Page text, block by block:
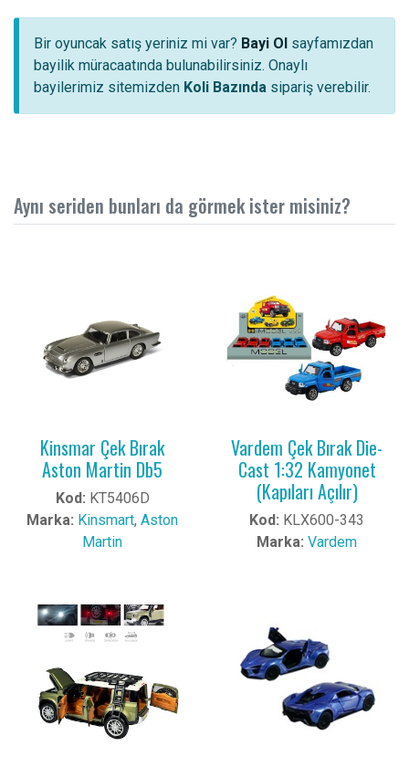
Bir oyuncak satış yeriniz mi var? Bayi Ol sayfamızdan
bayilik müracaatında bulunabilirsiniz. Onaylı
bayilerimiz sitemizden Koli Bazında sipariş verebilir.
Aynı seriden bunları da görmek ister misiniz?
Kinsmar Çek Bırak
Aston Martin Db5
Kod: KT5406D
Marka: Kinsmart, Aston
Martin
Vardem Çek Bırak Die-
Cast 1:32 Kamyonet
(Kapıları Açılır)
Kod: KLX600-343
Marka: Vardem